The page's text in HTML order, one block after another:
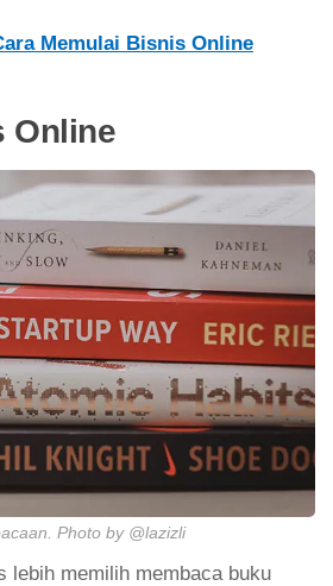
Memulai Bisnis Online
Online
Photo by @lazizli
lebih memilih membaca buku